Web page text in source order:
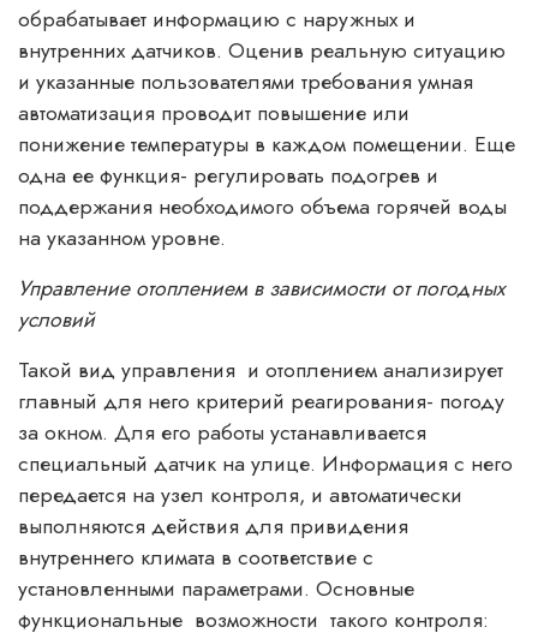
обрабатывает информацию с наружных и
внутренних датчиков. Оценив реальную ситуацию
и указанные пользователями требования умная
автоматизация проводит повышение или
понижение температуры в каждом помещении. Еще
одна ее функция- регулировать подогрев и
поддержания необходимого объема горячей воды
на указанном уровне.
Управление отоплением в зависимости от погодных
условий
Такой вид управления и отоплением анализирует
главный для него критерий реагирования- погоду
за окном. Для его работы устанавливается
специальный датчик на улице. Информация с него
передается на узел контроля, и автоматически
выполняются действия для привидения
внутреннего климата в соответствие с
установленными параметрами. Основные
функциональные возможности такого контроля: